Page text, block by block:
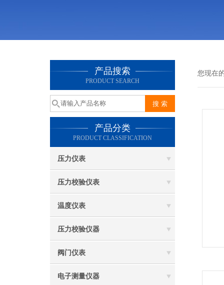
产品搜索
PRODUCT SEARCH
产品分类
PRODUCT CLASSIFICATION
压力仪表
压力校验仪表
温度仪表
压力校验仪器
阀门仪表
电子测量仪器
您现在